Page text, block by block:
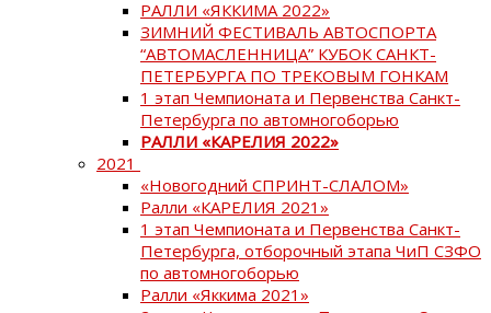
РАЛЛИ «ЯККИМА 2022»
ЗИМНИЙ ФЕСТИВАЛЬ АВТОСПОРТА
“АВТОМАСЛЕННИЦА” КУБОК САНКТ-
ПЕТЕРБУРГА ПО ТРЕКОВЫМ ГОНКАМ
1 этап Чемпионата и Первенства Санкт-
Петербурга по автомногоборью
РАЛЛИ «КАРЕЛИЯ 2022»
2021
«Новогодний СПРИНТ-СЛАЛОМ»
Ралли «КАРЕЛИЯ 2021»
1 этап Чемпионата и Первенства Санкт-
Петербурга, отборочный этапа ЧиП СЗФО
по автомногоборью
Ралли «Яккима 2021»